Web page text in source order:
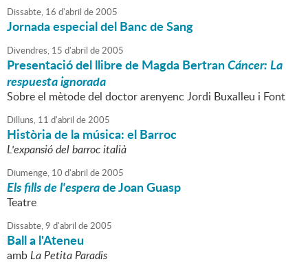
Dissabte, 16 d'abril de2005
Jornada especial del Banc de Sang
Divendres, 15 d'abril de2005
Presentació del llibre de Magda BertranCáncer: La
respuesta ignorada
Sobre el mètode del doctor arenyenc Jordi Buxalleu i Font
Dilluns, 11 d'abril de2005
Història de la música: el Barroc
L'expansió del barroc italià
Diumenge, 10 d'abril de2005
Els fills de l'esperade Joan Guasp
Teatre
Dissabte,9 d'abril de2005
Ball a l'Ateneu
ambLa Petita Paradis